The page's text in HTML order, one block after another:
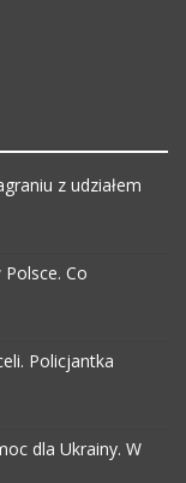
z udziałem
Polsce. Co
Policjantka
dla Ukrainy. W